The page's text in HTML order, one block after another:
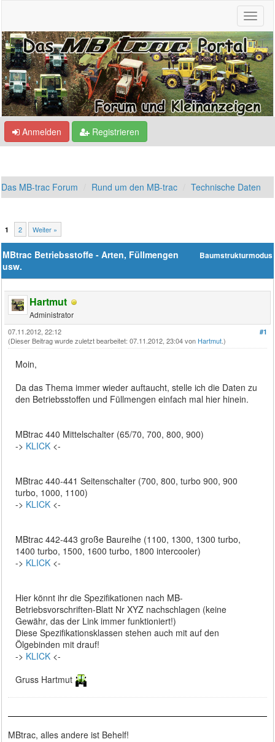
Anmelden Registrieren
Das MB-trac Forum Rund um den MB-trac Technische Daten
1 2 Weiter »
Baumstrukturmodus
MBtrac Betriebsstoffe - Arten, Füllmengen
usw.
Hartmut
Administrator
#1
07.11.2012, 22:12
(Dieser Beitrag wurde zuletzt bearbeitet: 07.11.2012, 23:04 von Hartmut.)
Moin,
Da das Thema immer wieder auftaucht, stelle ich die Daten zu
den Betriebsstoffen und Füllmengen einfach mal hier hinein.
MBtrac 440 Mittelschalter (65/70, 700, 800, 900)
-> KLICK <-
MBtrac 440-441 Seitenschalter (700, 800, turbo 900, 900
turbo, 1000, 1100)
-> KLICK <-
MBtrac 442-443 große Baureihe (1100, 1300, 1300 turbo,
1400 turbo, 1500, 1600 turbo, 1800 intercooler)
-> KLICK <-
Hier könnt ihr die Spezifikationen nach MB-
Betriebsvorschriften-Blatt Nr XYZ nachschlagen (keine
Gewähr, das der Link immer funktioniert!)
Diese Spezifikationsklassen stehen auch mit auf den
Ölgebinden mit drauf!
-> KLICK <-
Gruss Hartmut
MBtrac, alles andere ist Behelf!